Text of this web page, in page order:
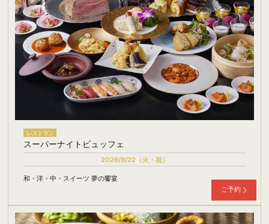
レストラン
スーパーナイトビュッフェ
2026/9/22（火・祝）
和・洋・中・スイーツ 夢の饗宴
ご予約